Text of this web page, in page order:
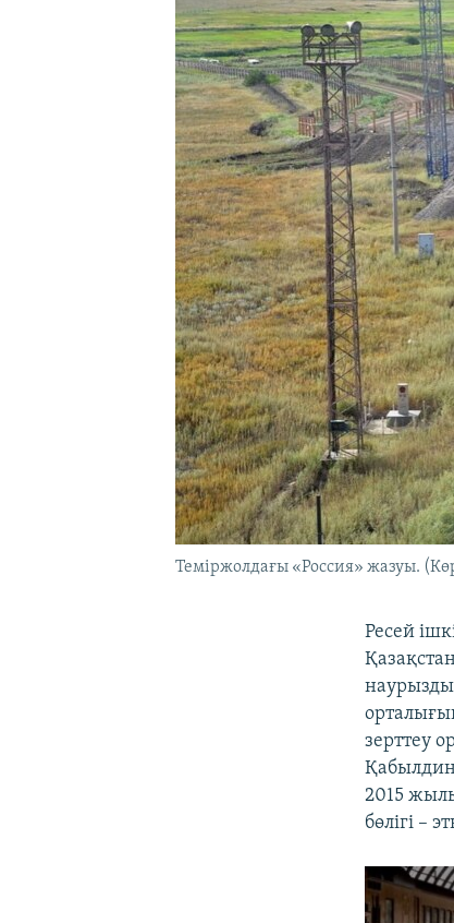
Теміржолдағы «Россия» жазуы.
Ресей
зерттеу
2015
бөлігі –